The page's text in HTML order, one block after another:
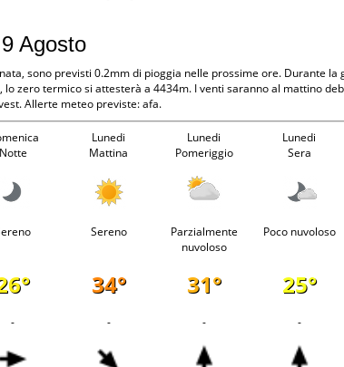
Agosto
sono previsti 0.2mm di pioggia nelle prossime ore. Durante la
zero termico si attesterà a 4434m. I venti saranno al mattino
Allerte meteo previste: afa.
Notte
Lunedi
Mattina
Lunedi
Pomeriggio
Lunedi
Sera
Sereno
Parzialmente
nuvoloso
Poco nuvoloso
34° 31° 25°
- - - -